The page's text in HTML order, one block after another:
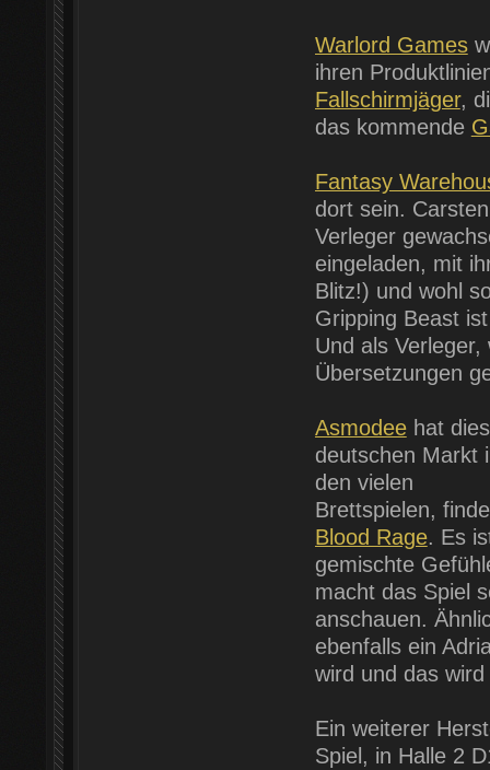
Warlord Games
ihren
Fallschirmjäger,
das kommende
Fantasy
dort sein.
Verleger
eingeladen, mit
Blitz!) und wohl
Gripping Beast
Und als
Übersetzungen
Asmodeehat
deutschen Markt
den vielen
Brettspielen,
Blood Rage. Es
gemischte
macht das Spiel
anschauen.
ebenfalls ein
wird und das
Ein weiterer
Spiel, in Halle 2